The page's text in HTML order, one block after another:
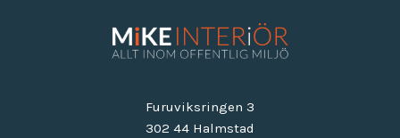
Furuviksringen 3
302 44 Halmstad